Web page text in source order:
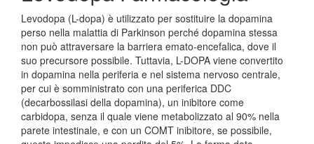
Levodopa (L-dopa) è utilizzato per sostituire la dopamina
perso nella malattia di Parkinson perché dopamina stessa
non può attraversare la barriera emato-encefalica, dove il
suo precursore possibile. Tuttavia, L-DOPA viene convertito
in dopamina nella periferia e nel sistema nervoso centrale,
per cui è somministrato con una periferica DDC
(decarbossilasi della dopamina), un inibitore come
carbidopa, senza il quale viene metabolizzato al 90% nella
parete intestinale, e con un COMT inibitore, se possibile,